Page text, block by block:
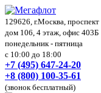
129626, г.Москва,
дом 106, 4 этаж, офис 403Б
понедельник - пятница
с 10:00 до 18:00
+7 (495) 647-24-20
+8 (800) 100-35-61
(звонок бесплатный)